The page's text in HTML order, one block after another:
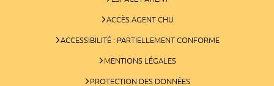
ACCÈS AGENT CHU
ACCESSIBILITÉ : PARTIELLEMENT CONFORME
MENTIONS LÉGALES
PROTECTION DES DONNÉES